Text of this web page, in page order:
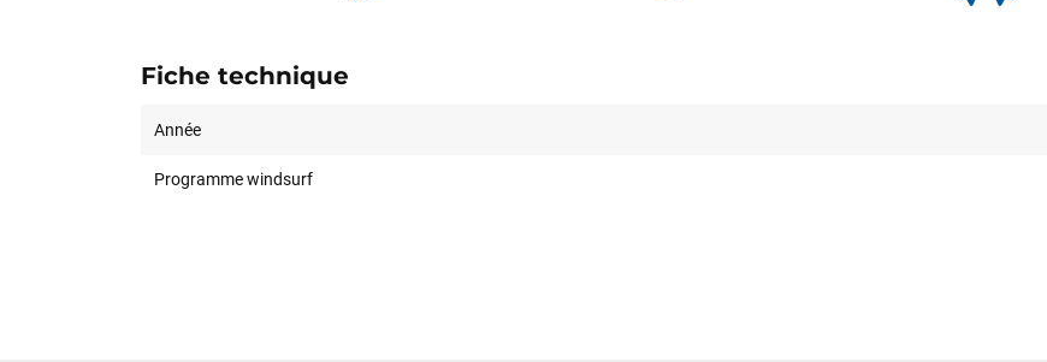
Fiche technique
Année
Programme windsurf